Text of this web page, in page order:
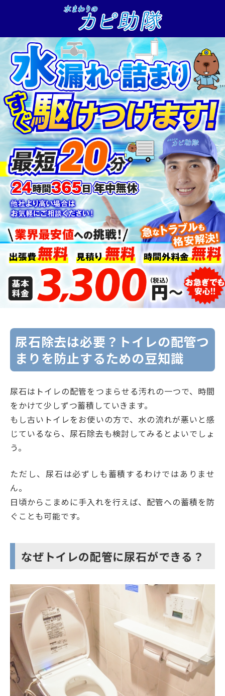
尿石除去は必要？トイレの配管つ
まりを防止するための豆知識
尿石はトイレの配管をつまらせる汚れの一つで、時間
をかけて少しずつ蓄積していきます。
もし古いトイレをお使いの方で、水の流れが悪いと感
じているなら、尿石除去も検討してみるとよいでしょ
う。
ただし、尿石は必ずしも蓄積するわけではありませ
ん。
日頃からこまめに手入れを行えば、配管への蓄積を防
ぐことも可能です。
なぜトイレの配管に尿石ができる？